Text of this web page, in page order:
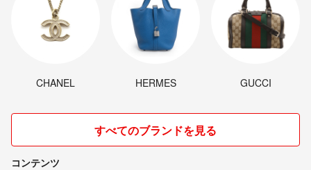
CHANEL HERMES GUCCI
すべてのブランドを見る
コンテンツ